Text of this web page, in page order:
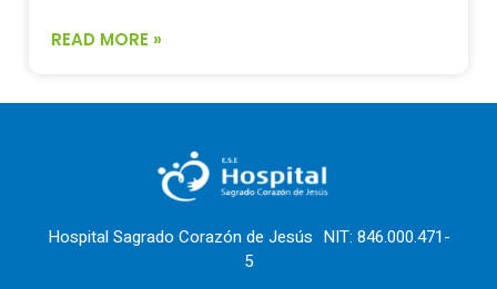
READ MORE »
Hospital Sagrado Corazón de Jesús NIT: 846.000.471-
5